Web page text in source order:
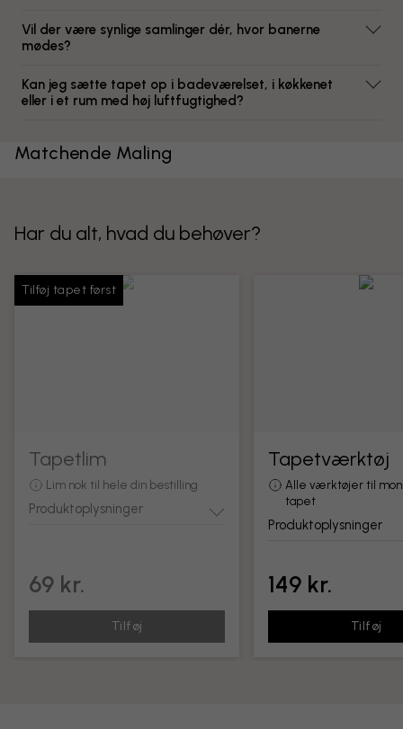
Vil der være synlige samlinger dér, hvor banerne
mødes?
Kan jeg sætte tapet op i badeværelset, i køkkenet
eller i et rum med høj luftfugtighed?
Matchende Maling
Har du alt, hvad du behøver?
Tilføj tapet først
Tapetlim
Lim nok til hele din bestilling
Produktoplysninger
69 kr.
Tilføj
Tapetværktøj
Alle værktøjer til
tapet
Produktoplysninger
149 kr.
Tilføj